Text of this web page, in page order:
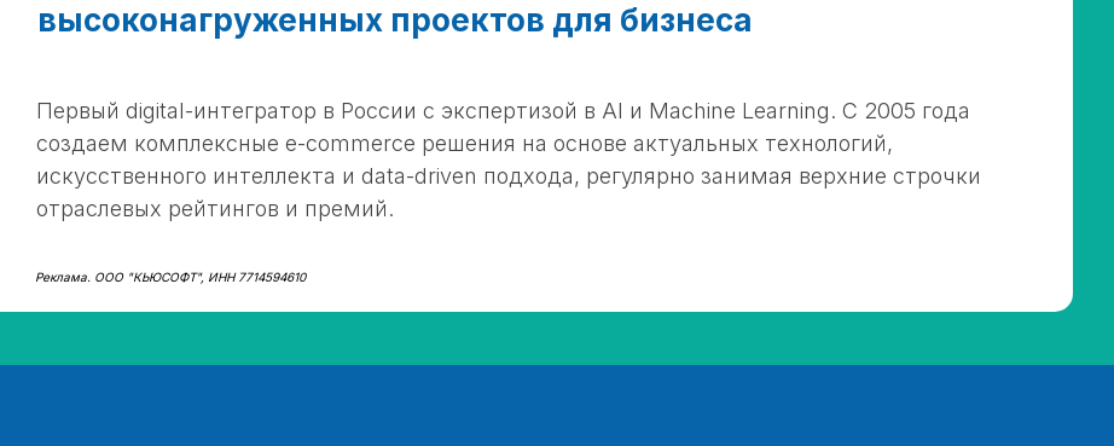
высоконагруженных проектов для бизнеса
Первый digital-интегратор в России с экспертизой в AI и Machine Learning. С 2005 года
создаем комплексные e-commerce решения на основе актуальных технологий,
искусственного интеллекта и data-driven подхода, регулярно занимая верхние строчки
отраслевых рейтингов и премий.
Реклама. ООО "КЬЮСОФТ", ИНН 7714594610